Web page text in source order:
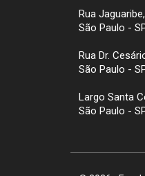
Rua
São Paulo -
Rua Dr.
São Paulo -
Largo Santa
São Paulo -